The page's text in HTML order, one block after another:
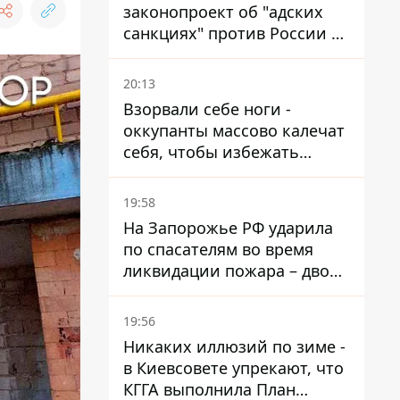
законопроект об "адских
санкциях" против России и
Ирана
20:13
Взорвали себе ноги -
оккупанты массово калечат
себя, чтобы избежать
штурмов - ГУР
19:58
На Запорожье РФ ударила
по спасателям во время
ликвидации пожара – двое
раненых
19:56
Никаких иллюзий по зиме -
в Киевсовете упрекают, что
КГГА выполнила План